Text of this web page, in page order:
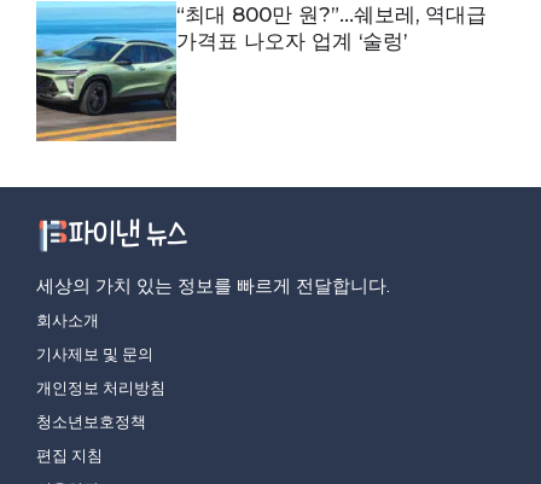
“최대 800만 원?”…쉐보레, 역대급
가격표 나오자 업계 ‘술렁’
세상의 가치 있는 정보를 빠르게 전달합니다.
회사소개
기사제보 및 문의
개인정보 처리방침
청소년보호정책
편집 지침